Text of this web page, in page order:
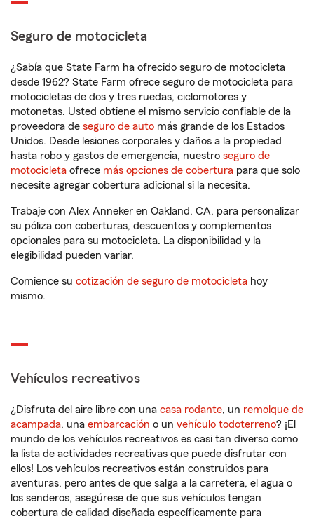
Seguro de motocicleta
¿Sabía que State Farm ha ofrecido seguro de motocicleta
desde 1962? State Farm ofrece seguro de motocicleta para
motocicletas de dos y tres ruedas, ciclomotores y
motonetas. Usted obtiene el mismo servicio confiable de la
proveedora de seguro de auto más grande de los Estados
Unidos. Desde lesiones corporales y daños a la propiedad
hasta robo y gastos de emergencia, nuestro seguro de
motocicleta ofrece más opciones de cobertura para que solo
necesite agregar cobertura adicional si la necesita.
Trabaje con Alex Anneker en Oakland, CA, para personalizar
su póliza con coberturas, descuentos y complementos
opcionales para su motocicleta. La disponibilidad y la
elegibilidad pueden variar.
Comience su cotización de seguro de motocicleta hoy
mismo.
Vehículos recreativos
¿Disfruta del aire libre con una casa rodante, un remolque de
acampada, una embarcación o un vehículo todoterreno? ¡El
mundo de los vehículos recreativos es casi tan diverso como
la lista de actividades recreativas que puede disfrutar con
ellos! Los vehículos recreativos están construidos para
aventuras, pero antes de que salga a la carretera, el agua o
los senderos, asegúrese de que sus vehículos tengan
cobertura de calidad diseñada específicamente para